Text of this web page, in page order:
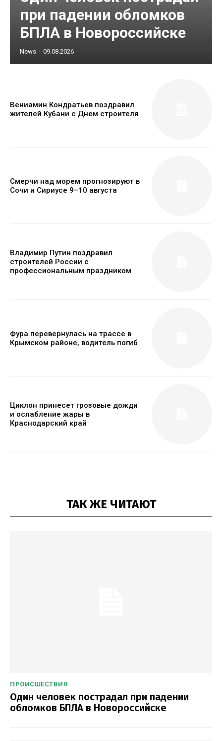
при падении обломков
БПЛА в Новороссийске
News - 09.08.2026
Вениамин Кондратьев поздравил
жителей Кубани с Днем строителя
Смерчи над морем прогнозируют в
Сочи и Сириусе 9–10 августа
Владимир Путин поздравил
строителей России с
профессиональным праздником
Фура перевернулась на трассе в
Крымском районе, водитель погиб
Циклон принесет грозовые дожди
и ослабление жары в
Краснодарский край
ТАК ЖЕ ЧИТАЮТ
ПРОИСШЕСТВИЯ
Один человек пострадал при падении
обломков БПЛА в Новороссийске